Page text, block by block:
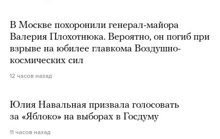
В Москве похоронили генерал-майора
Валерия Плохотнюка. Вероятно, он погиб при
взрыве на юбилее главкома Воздушно-
космических сил
12 часов назад
Юлия Навальная призвала голосовать
за «Яблоко» на выборах в Госдуму
11 часов назад